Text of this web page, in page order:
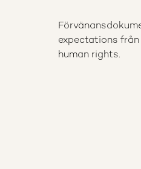
expectations
human rights.